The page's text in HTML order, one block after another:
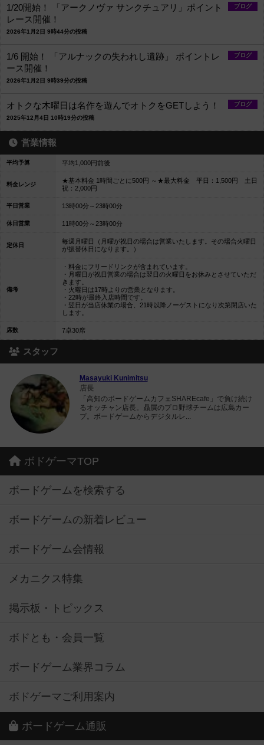
ブログ
1/20開始！ 「アークノヴァ サンクチュアリ」ポイント
レース開催！
2026年1月2日 9時44分の投稿
ブログ
1/6 開始！ 「アルナックの失われし遺跡」 ポイントレ
ース開催！
2026年1月2日 9時39分の投稿
ブログ
オトクな木曜日は名作を遊んでオトクをGETしよう！
2025年12月4日 10時19分の投稿
営業情報
平均予算 平均1,000円前後
料金レンジ
★基本料金 1時間ごとに500円 ～★最大料金 平日：1,500円 土日
祝：2,000円
平日営業 13時00分～23時00分
休日営業 11時00分～23時00分
定休日
毎週月曜日（月曜が祝日の場合は営業いたします。その場合火曜日
が振替休日になります。）
備考
・料金にフリードリンクが含まれています。
・月曜日が祝日営業の場合は翌日の火曜日をお休みとさせていただ
きます。
・火曜日は17時よりの営業となります。
・22時が最終入店時間です。
・翌日が当店休業の場合、21時以降ノーゲストになり次第閉店いた
します。
席数 7卓30席
スタッフ
Masayuki Kunimitsu
店長
「高知のボードゲームカフェSHAREcafe」で負け続け
るオッチャン店長。贔屓のプロ野球チームは広島カー
プ。ボードゲームからデジタルレ...
ボドゲーマTOP
ボードゲームを検索する
ボードゲームの新着レビュー
ボードゲーム会情報
メカニクス特集
掲示板・トピックス
ボドとも・会員一覧
ボードゲーム業界コラム
ボドゲーマご利用案内
ボードゲーム通販